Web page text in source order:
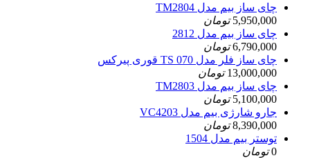
چای ساز بیم مدل TM2804
5,950,000 تومان
چای ساز بیم مدل 2812
6,790,000 تومان
چای ساز فلر مدل TS 070 قوری پیرکس
13,000,000 تومان
چای ساز بیم مدل TM2803
5,100,000 تومان
جارو شارژی بیم مدل VC4203
8,390,000 تومان
توستر بیم مدل 1504
0 تومان